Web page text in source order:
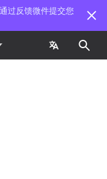
过反馈微件提交您